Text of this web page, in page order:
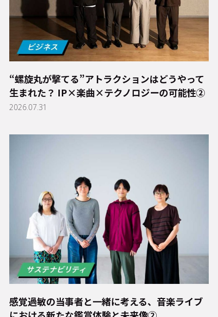
“螺旋丸が撃てる”アトラクションはどうやって
生まれた？ IP×楽曲×テクノロジーの可能性②
2026.07.31
感覚過敏の当事者と一緒に考える、音楽ライブ